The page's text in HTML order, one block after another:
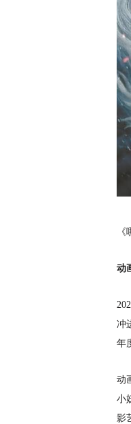
动
冲
年
动
小
影